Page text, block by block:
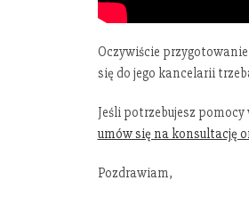
Oczywiście
się do jego kancelarii
Jeśli potrzebujesz
umów się na konsultację
Pozdrawiam,